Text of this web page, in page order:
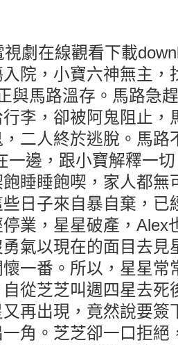
劇在線觀看下載
院，小寶六神無主，
與馬路溫存。馬路急
李，卻被阿鬼阻止，
二人終於逃脫。馬路
一邊，跟小寶解釋一
睡睡飽喫，家人都無
日子來自暴自棄，已
業，星星破產，Alex
氣以現在的面目去見
一番。所以，星星常
從芝芝叫週四星去死
再出現，竟然說要簽
角。芝芝卻一口拒絕